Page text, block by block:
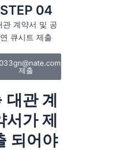
STEP 04
관 계약서 및 공
연 큐시트 제출
제출
대관 계
서가 제
되어야